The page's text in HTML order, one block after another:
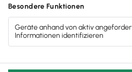
Lieferketten
Compliance